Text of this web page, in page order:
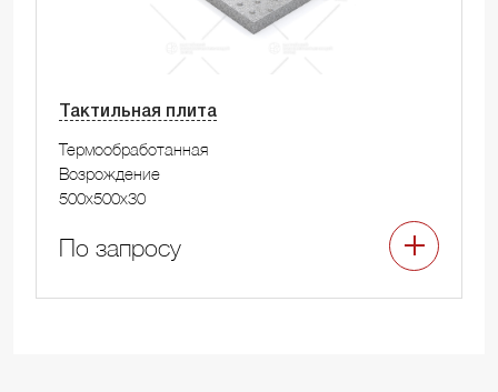
Тактильная плита
Термообработанная
Возрождение
500x500x30
По запросу